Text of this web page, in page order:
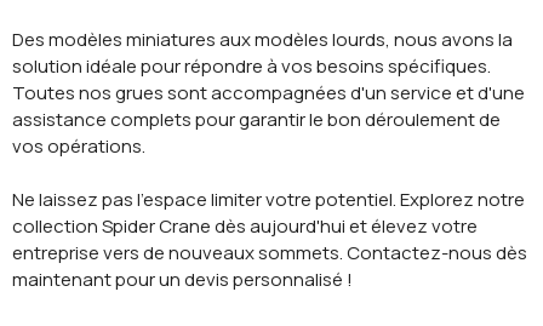
Des modèles miniatures aux modèles lourds, nous avons la
solution idéale pour répondre à vos besoins spécifiques.
Toutes nos grues sont accompagnées d'un service et d'une
assistance complets pour garantir le bon déroulement de
vos opérations.
Ne laissez pas l'espace limiter votre potentiel. Explorez notre
collection Spider Crane dès aujourd'hui et élevez votre
entreprise vers de nouveaux sommets. Contactez-nous dès
maintenant pour un devis personnalisé !